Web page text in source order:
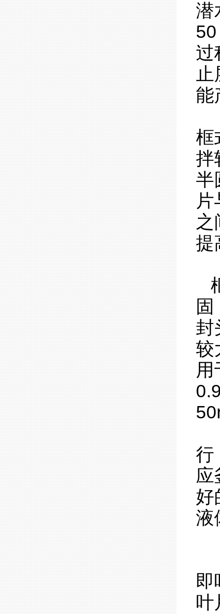
潜
过
能
框
拌
半
之
提
封
较
用
行
应
好
液
即
叶